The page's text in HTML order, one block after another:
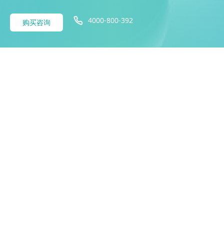
购买咨询 4000-800-392